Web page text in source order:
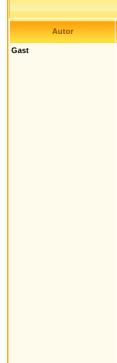
Autor
Gast